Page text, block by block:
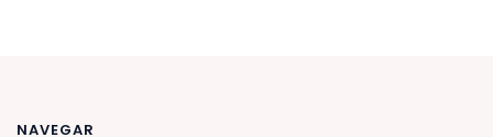
NAVEGAR